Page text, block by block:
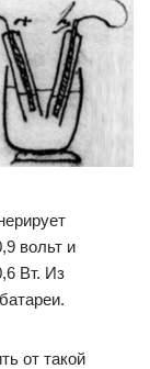
вольт и
Вт. Из
от такой